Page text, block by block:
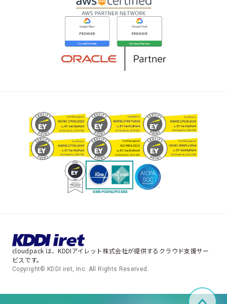
cloudpack は、KDDIアイレット株式会社が提供するクラウド支援サー
ビスです。
Copyright© KDDI iret, Inc. All Rights Reserved.
ペ